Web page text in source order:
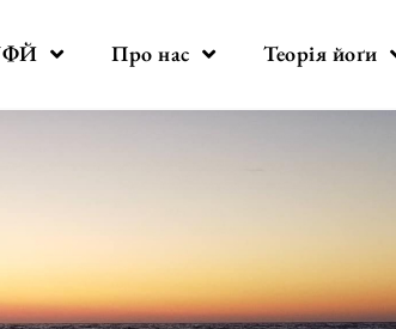
Про нас Теорія йоґи